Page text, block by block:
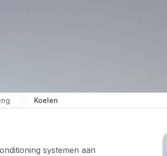
Koelen
systemen aan